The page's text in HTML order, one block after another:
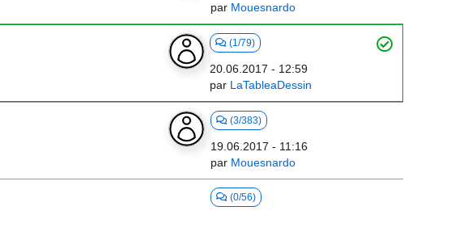
par Mouesnardo
(1/79)
20.06.2017 - 12:59
par LaTableaDessin
(3/383)
19.06.2017 - 11:16
par Mouesnardo
(0/56)